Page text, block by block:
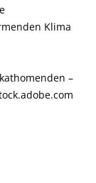
Klima
–